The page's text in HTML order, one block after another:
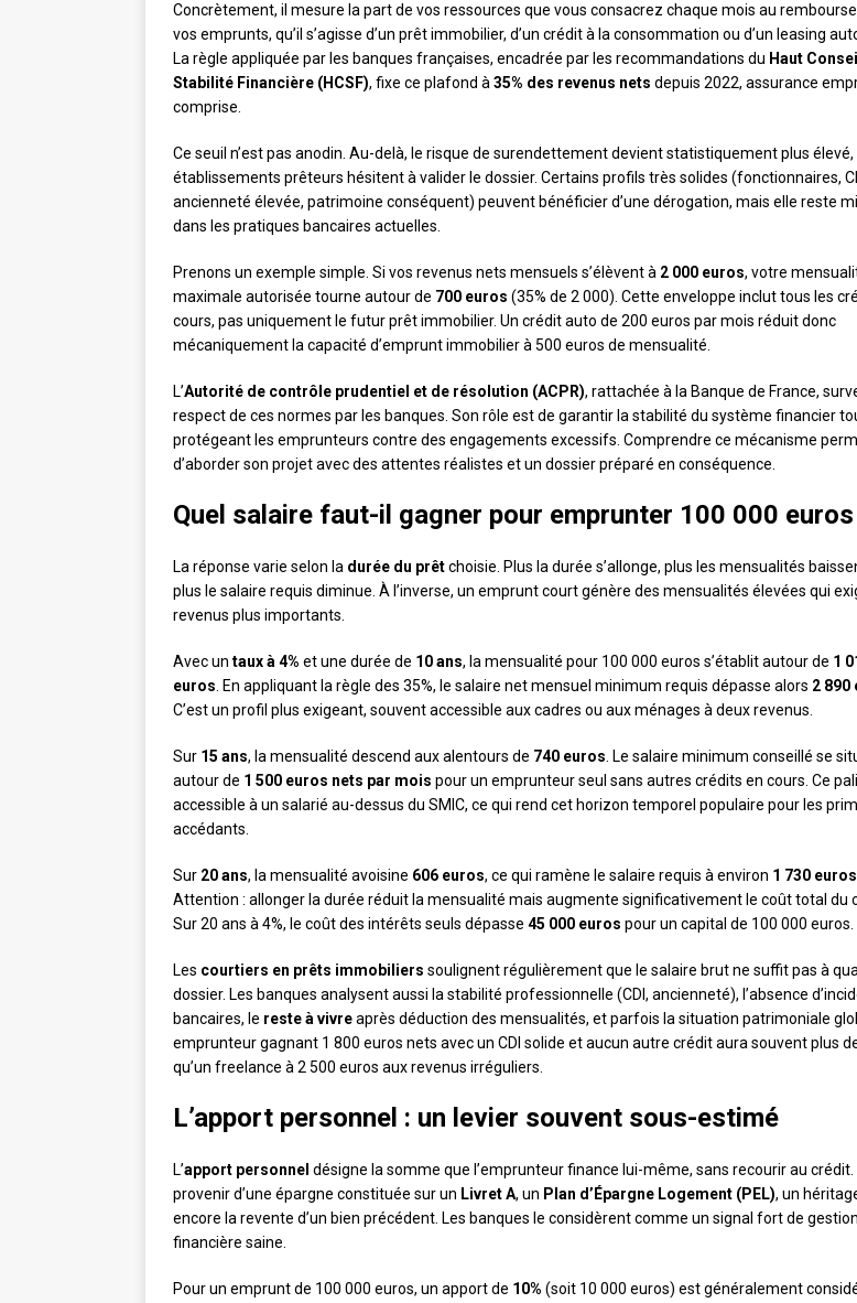
Concrètement, il mesure la part de vos ressources que vous consacrez chaque mois au
vos emprunts, qu’il s’agisse d’un prêt immobilier, d’un crédit à la consommation ou d’un leasing
La règle appliquée par les banques françaises, encadrée par les recommandations du Haut
Stabilité Financière (HCSF), fixe ce plafond à 35% des revenus nets depuis 2022, assurance
comprise.
Ce seuil n’est pas anodin. Au-delà, le risque de surendettement devient statistiquement plus élevé,
établissements prêteurs hésitent à valider le dossier. Certains profils très solides (fonctionnaires,
ancienneté élevée, patrimoine conséquent) peuvent bénéficier d’une dérogation, mais elle reste
dans les pratiques bancaires actuelles.
Prenons un exemple simple. Si vos revenus nets mensuels s’élèvent à 2 000 euros, votre
maximale autorisée tourne autour de 700 euros (35% de 2 000). Cette enveloppe inclut tous les
cours, pas uniquement le futur prêt immobilier. Un crédit auto de 200 euros par mois réduit donc
mécaniquement la capacité d’emprunt immobilier à 500 euros de mensualité.
L’Autorité de contrôle prudentiel et de résolution (ACPR), rattachée à la Banque de France,
respect de ces normes par les banques. Son rôle est de garantir la stabilité du système financier
protégeant les emprunteurs contre des engagements excessifs. Comprendre ce mécanisme
d’aborder son projet avec des attentes réalistes et un dossier préparé en conséquence.
Quel salaire faut-il gagner pour emprunter 100 000 euros
La réponse varie selon la durée du prêtchoisie. Plus la durée s’allonge, plus les mensualités
plus le salaire requis diminue. À l’inverse, un emprunt court génère des mensualités élevées qui
revenus plus importants.
Avec un taux à 4% et une durée de 10 ans, la mensualité pour 100 000 euros s’établit autour de 1
euros . En appliquant la règle des 35%, le salaire net mensuel minimum requis dépasse alors 2 890
C’est un profil plus exigeant, souvent accessible aux cadres ou aux ménages à deux revenus.
Sur 15 ans, la mensualité descend aux alentours de 740 euros . Le salaire minimum conseillé se
autour de 1 500 euros nets par mois pour un emprunteur seul sans autres crédits en cours. Ce
accessible à un salarié au-dessus du SMIC, ce qui rend cet horizon temporel populaire pour les
accédants.
Sur 20 ans, la mensualité avoisine 606 euros, ce qui ramène le salaire requis à environ 1 730
Attention : allonger la durée réduit la mensualité mais augmente significativement le coût total du
Sur 20 ans à 4%, le coût des intérêts seuls dépasse 45 000 euros pour un capital de 100 000 euros.
Les courtiers en prêts immobiliers soulignent régulièrement que le salaire brut ne suffit pas à
dossier. Les banques analysent aussi la stabilité professionnelle (CDI, ancienneté), l’absence
bancaires, le reste à vivreaprès déduction des mensualités, et parfois la situation patrimoniale
emprunteur gagnant 1 800 euros nets avec un CDI solide et aucun autre crédit aura souvent plus
qu’un freelance à 2 500 euros aux revenus irréguliers.
L’apport personnel : un levier souvent sous-estimé
L’apport personnel désigne la somme que l’emprunteur finance lui-même, sans recourir au crédit.
provenir d’une épargne constituée sur un Livret A, un Plan d’Épargne Logement (PEL), un
encore la revente d’un bien précédent. Les banques le considèrent comme un signal fort de gestion
financière saine.
Pour un emprunt de 100 000 euros, un apport de 10% (soit 10 000 euros) est généralement